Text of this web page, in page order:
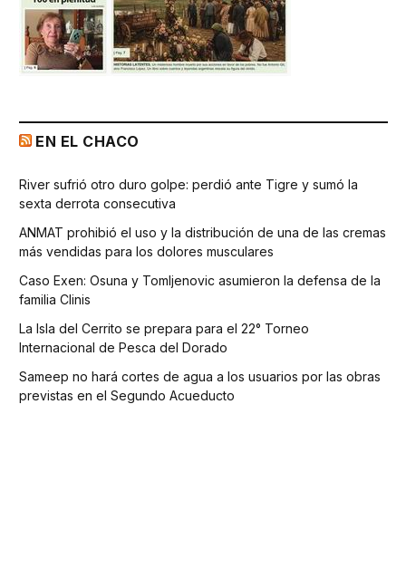
EN EL CHACO
River sufrió otro duro golpe: perdió ante Tigre y sumó la
sexta derrota consecutiva
ANMAT prohibió el uso y la distribución de una de las cremas
más vendidas para los dolores musculares
Caso Exen: Osuna y Tomljenovic asumieron la defensa de la
familia Clinis
La Isla del Cerrito se prepara para el 22° Torneo
Internacional de Pesca del Dorado
Sameep no hará cortes de agua a los usuarios por las obras
previstas en el Segundo Acueducto